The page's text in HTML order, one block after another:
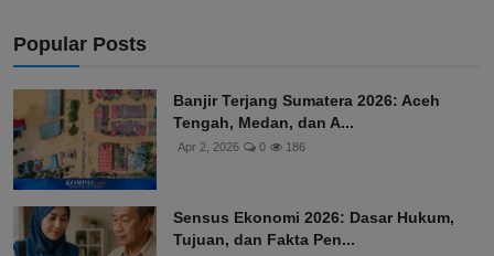
Popular Posts
Banjir Terjang Sumatera 2026: Aceh
Tengah, Medan, dan A...
Apr 2, 2026 0 186
Sensus Ekonomi 2026: Dasar Hukum,
Tujuan, dan Fakta Pen...